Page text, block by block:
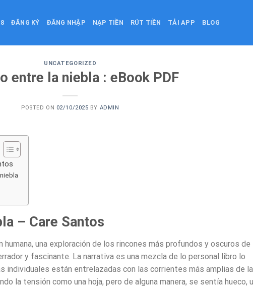
ĐĂNG KÝ ĐĂNG NHẬP NẠP TIỀN RÚT TIỀN TẢI APP BLOG
UNCATEGORIZED
entre la niebla : eBook PDF
POSTED ON 02/10/2025 BY ADMIN
– Care Santos
humana, una exploración de los rincones más profundos y oscuros de
y fascinante. La narrativa es una mezcla de lo personal libro lo
individuales están entrelazadas con las corrientes más amplias de la
la tensión como una hoja, pero de alguna manera, se sentía hueco,